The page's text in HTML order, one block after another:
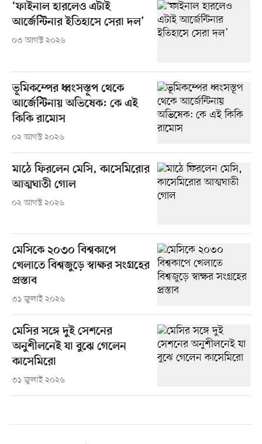
‘ফাইনাল হারলেও এটাই
আর্জেন্টিনার ইতিহাসে সেরা দল’
০৩ আগস্ট ২০২৬
ভূমিকম্পের ধ্বংসস্তূপ থেকে
আর্জেন্টিনায় অভিষেক: কে এই
কিকি রামোস
০২ আগস্ট ২০২৬
মাঠে ফিরলেন মেসি, কাসেমিরোর
আত্মঘাতী গোল
০২ আগস্ট ২০২৬
মেসিকে ২০৩০ বিশ্বকাপে
খেলাতে বিশ্বজুড়ে স্বাক্ষর সংগ্রহের
প্রস্তাব
৩১ জুলাই ২০২৬
মেসির সঙ্গে দুই সেশনের
অনুশীলনেই যা বুঝে গেলেন
কাসেমিরো
৩১ জুলাই ২০২৬